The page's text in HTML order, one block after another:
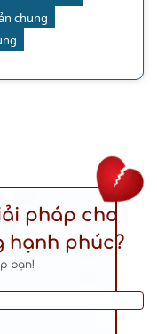
chung
pháp cho
hạnh phúc?
bạn!